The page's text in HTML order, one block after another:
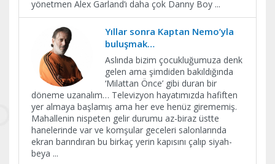
yönetmen Alex Garland’ı daha çok Danny Boy ...
Yıllar sonra Kaptan Nemo’yla
buluşmak…
Aslında bizim çocukluğumuza denk
gelen ama şimdiden bakıldığında
‘Milattan Önce’ gibi duran bir
döneme uzanalım… Televizyon hayatımızda hafiften
yer almaya başlamış ama her eve henüz girememiş.
Mahallenin nispeten gelir durumu az-biraz üstte
hanelerinde var ve komşular geceleri salonlarında
ekran barındıran bu birkaç yerin kapısını çalıp siyah-
beya ...